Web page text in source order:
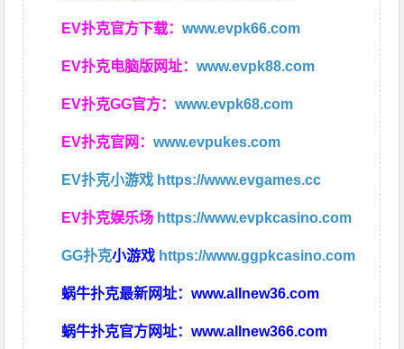
EV扑克官方下载：www.evpk66.com
EV扑克电脑版网址：www.evpk88.com
EV扑克GG官方：www.evpk68.com
EV扑克官网：www.evpukes.com
EV扑克小游戏 https://www.evgames.cc
EV扑克娱乐场 https://www.evpkcasino.com
GG扑克小游戏 https://www.ggpkcasino.com
蜗牛扑克最新网址：www.allnew36.com
蜗牛扑克官方网址：www.allnew366.com